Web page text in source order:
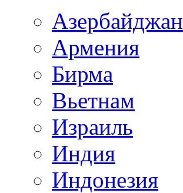
Азербайджан
Армения
Бирма
Вьетнам
Израиль
Индия
Индонезия